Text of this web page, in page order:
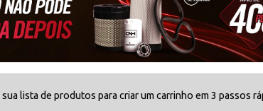
sua lista de produtos para criar um carrinho em 3 passos